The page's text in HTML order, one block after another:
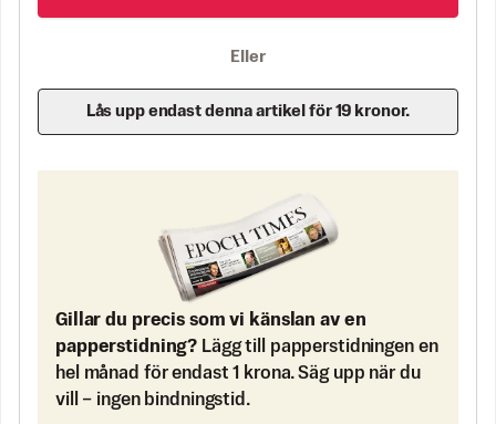
Eller
Lås upp endast denna artikel för 19 kronor.
Gillar du precis som vi känslan av en
papperstidning? Lägg till papperstidningen en
hel månad för endast 1 krona. Säg upp när du
vill – ingen bindningstid.